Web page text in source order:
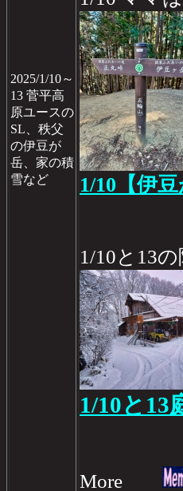
2025/1/10～
13 菅平高
原ユースの
SL、秩父
の伊豆が
岳、家の積
雪など
1/10【伊豆
1/10と13
1/10と13
More